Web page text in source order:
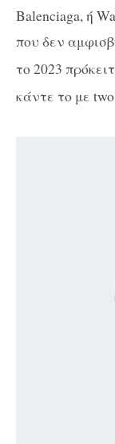
Balenciaga, ή
που δεν
το 2023
κάντε το με